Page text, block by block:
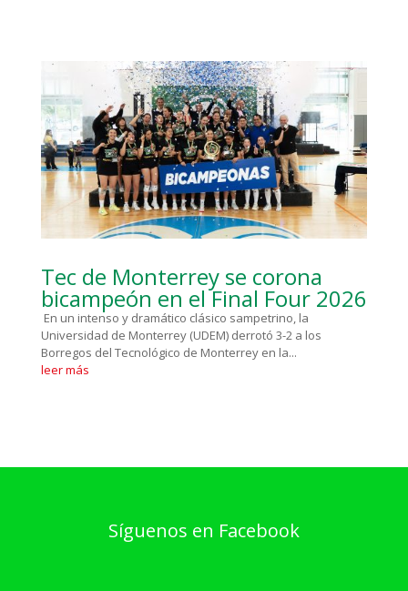
Tec de Monterrey se corona
bicampeón en el Final Four 2026
En un intenso y dramático clásico sampetrino, la
Universidad de Monterrey (UDEM) derrotó 3-2 a los
Borregos del Tecnológico de Monterrey en la...
leer más
Síguenos en Facebook